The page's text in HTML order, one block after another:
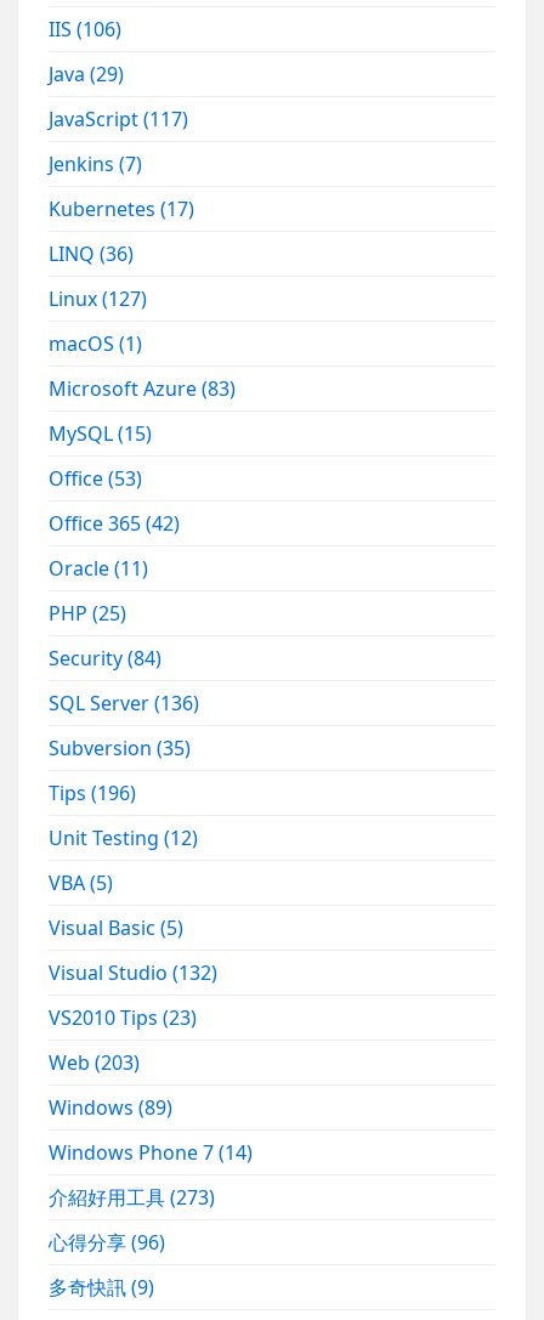
IIS(106)
Java(29)
JavaScript(117)
Jenkins(7)
Kubernetes(17)
LINQ(36)
Linux(127)
macOS(1)
Microsoft Azure(83)
MySQL(15)
Office(53)
Office 365(42)
Oracle(11)
PHP(25)
Security(84)
SQL Server(136)
Subversion(35)
Tips(196)
Unit Testing(12)
VBA(5)
Visual Basic(5)
Visual Studio(132)
VS2010 Tips(23)
Web(203)
Windows(89)
Windows Phone 7(14)
介紹好用工具(273)
心得分享(96)
多奇快訊(9)